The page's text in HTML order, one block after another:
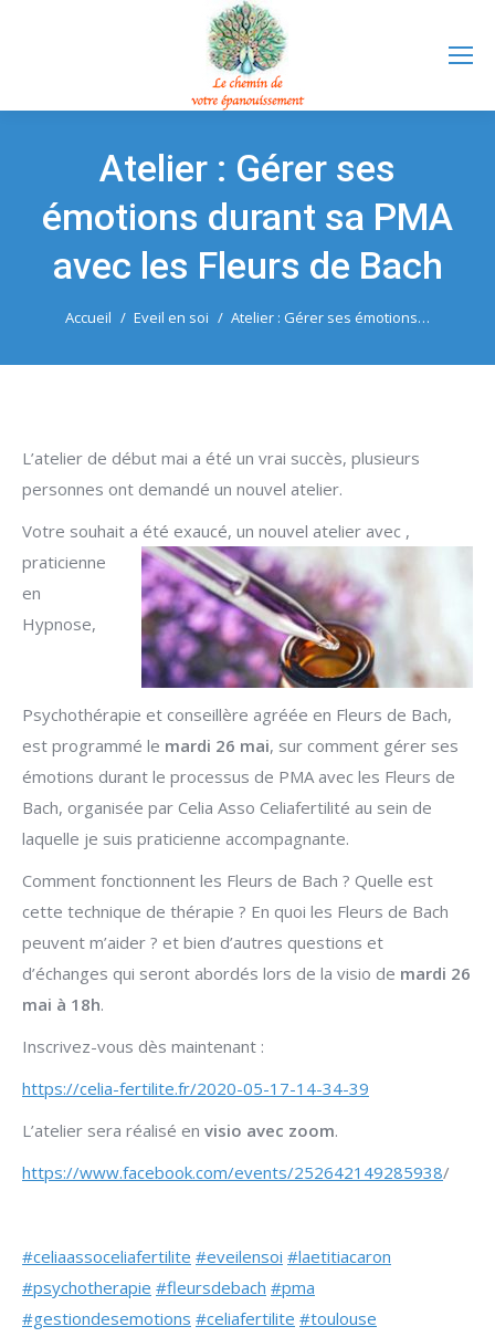
Atelier : Gérer ses
émotions durant sa PMA
avec les Fleurs de Bach
Vous êtes ici :
Accueil Eveil en soi Atelier : Gérer ses émotions…
L’atelier de début mai a été un vrai succès, plusieurs
personnes ont demandé un nouvel atelier.
Votre souhait a été exaucé, un nouvel atelier avec ,
praticienne
en
Hypnose,
Psychothérapie et conseillère agréée en Fleurs de Bach,
est programmé le mardi 26 mai, sur comment gérer ses
émotions durant le processus de PMA avec les Fleurs de
Bach, organisée par Celia Asso Celiafertilité au sein de
laquelle je suis praticienne accompagnante.
Comment fonctionnent les Fleurs de Bach ? Quelle est
cette technique de thérapie ? En quoi les Fleurs de Bach
peuvent m’aider ? et bien d’autres questions et
d’échanges qui seront abordés lors de la visio de mardi 26
mai à 18h.
Inscrivez-vous dès maintenant :
https://celia-fertilite.fr/2020-05-17-14-34-39
L’atelier sera réalisé en visio avec zoom.
https://www.facebook.com/events/252642149285938/
#celiaassoceliafertilite #eveilensoi #laetitiacaron
#psychotherapie #fleursdebach #pma
#gestiondesemotions #celiafertilite #toulouse